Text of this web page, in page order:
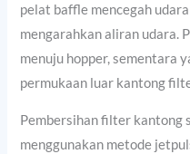
pelat baffle mencegah
mengarahkan aliran udara.
menuju hopper, sementara
permukaan luar kantong
Pembersihan filter kantong
menggunakan metode